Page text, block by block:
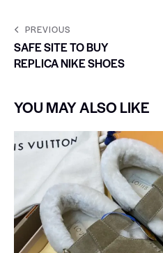
PREVIOUS
SAFE SITE TO BUY
REPLICA NIKE SHOES
YOU MAY ALSO LIKE